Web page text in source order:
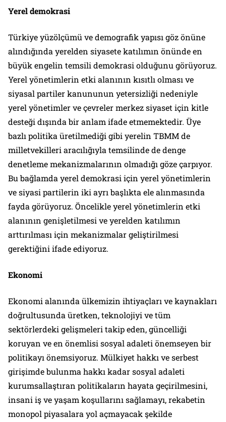
Yerel demokrasi
Türkiye yüzölçümü ve demografik yapısı göz önüne
alındığında yerelden siyasete katılımın önünde en
büyük engelin temsili demokrasi olduğunu görüyoruz.
Yerel yönetimlerin etki alanının kısıtlı olması ve
siyasal partiler kanununun yetersizliği nedeniyle
yerel yönetimler ve çevreler merkez siyaset için kitle
desteği dışında bir anlam ifade etmemektedir. Üye
bazlı politika üretilmediği gibi yerelin TBMM de
milletvekilleri aracılığıyla temsilinde de denge
denetleme mekanizmalarının olmadığı göze çarpıyor.
Bu bağlamda yerel demokrasi için yerel yönetimlerin
ve siyasi partilerin iki ayrı başlıkta ele alınmasında
fayda görüyoruz. Öncelikle yerel yönetimlerin etki
alanının genişletilmesi ve yerelden katılımın
arttırılması için mekanizmalar geliştirilmesi
gerektiğini ifade ediyoruz.
Ekonomi
Ekonomi alanında ülkemizin ihtiyaçları ve kaynakları
doğrultusunda üretken, teknolojiyi ve tüm
sektörlerdeki gelişmeleri takip eden, güncelliği
koruyan ve en önemlisi sosyal adaleti önemseyen bir
politikayı önemsiyoruz. Mülkiyet hakkı ve serbest
girişimde bulunma hakkı kadar sosyal adaleti
kurumsallaştıran politikaların hayata geçirilmesini,
insani iş ve yaşam koşullarını sağlamayı, rekabetin
monopol piyasalara yol açmayacak şekilde